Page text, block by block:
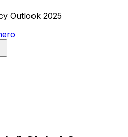
Outlook 2025